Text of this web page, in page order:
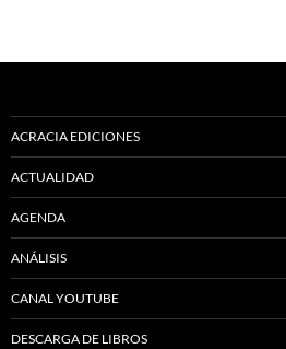
ACRACIA EDICIONES
ACTUALIDAD
AGENDA
ANÁLISIS
CANAL YOUTUBE
DESCARGA DE LIBROS